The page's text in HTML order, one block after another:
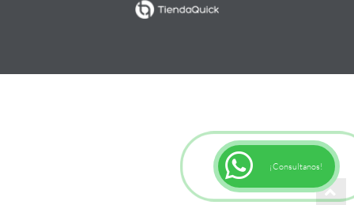
¡Consultanos!